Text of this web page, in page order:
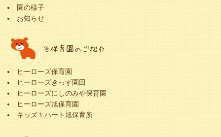
園の様子
お知らせ
各保育園のご紹介
ヒーローズ保育園
ヒーローズきっず園田
ヒーローズにしのみや保育園
ヒーローズ旭保育園
キッズ１ハート旭保育所